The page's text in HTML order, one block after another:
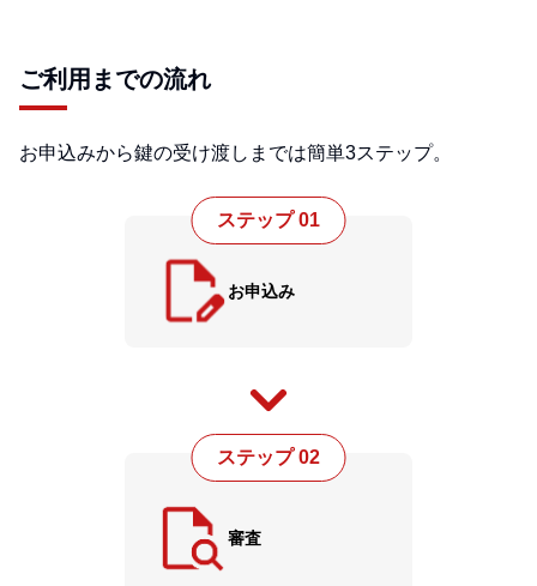
ご利用までの流れ
お申込みから鍵の受け渡しまでは簡単3ステップ。
ステップ 01
お申込み
ステップ 02
審査